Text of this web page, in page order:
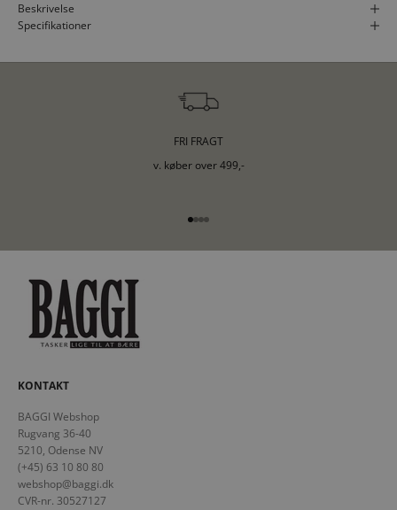
Beskrivelse
Specifikationer
FRI FRAGT
v. køber over 499,-
Gå til element 1
Gå til element 2
Gå til element 3
Gå til element 4
KONTAKT
BAGGI Webshop
Rugvang 36-40
5210, Odense NV
(+45) 63 10 80 80
webshop@baggi.dk
CVR-nr. 30527127